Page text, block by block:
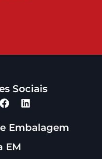
Sociais
Embalagem
EM